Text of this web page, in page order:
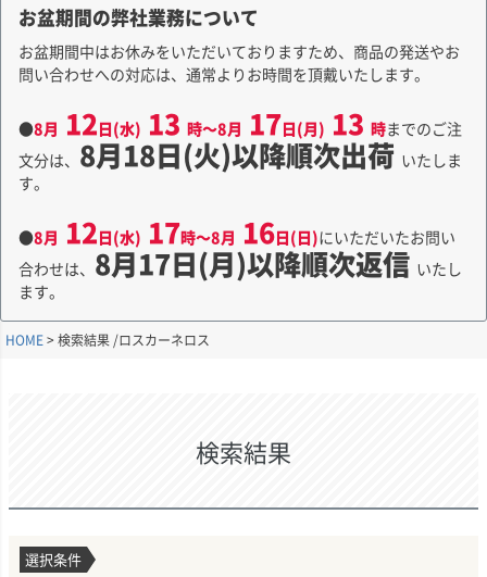
お盆期間の弊社業務について
お盆期間中はお休みをいただいておりますため、商品の発送やお
問い合わせへの対応は、通常よりお時間を頂戴いたします。
●8月 12日(水) 13 時～8月 17日(月) 13 時までのご注
文分は、 8月18日(火)以降順次出荷 いたしま
す。
●8月 12日(水) 17時～8月 16日(日)にいただいたお問い
合わせは、 8月17日(月)以降順次返信 いたし
ます。
HOME 検索結果 /ロスカーネロス
検索結果
選択条件